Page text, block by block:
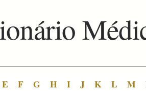
E F G H I J K L M